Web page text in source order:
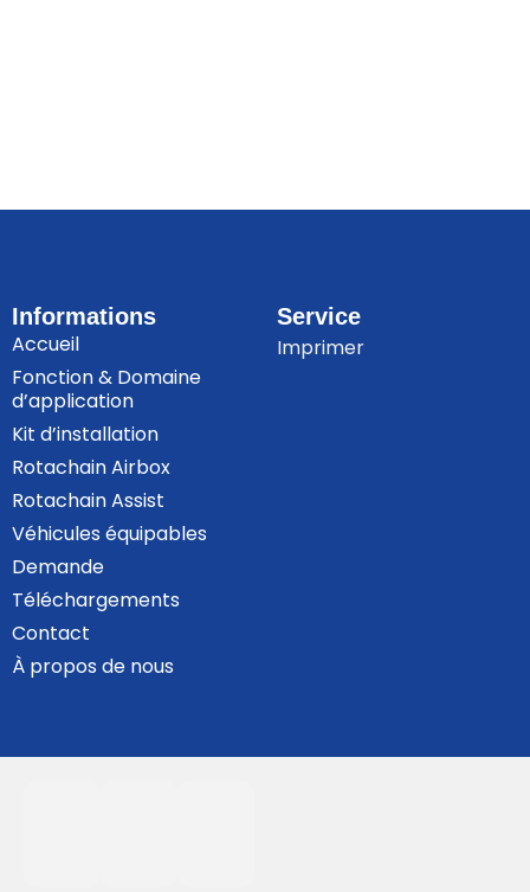
Informations
Accueil
Fonction & Domaine
d’application
Kit d’installation
Rotachain Airbox
Rotachain Assist
Véhicules équipables
Demande
Téléchargements
Contact
À propos de nous
Service
Imprimer